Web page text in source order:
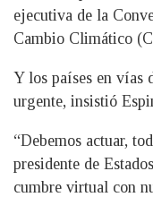
ejecutiva de la
Cambio Climático
Y los países en vías
urgente, insistió
“Debemos actuar,
presidente de
cumbre virtual con